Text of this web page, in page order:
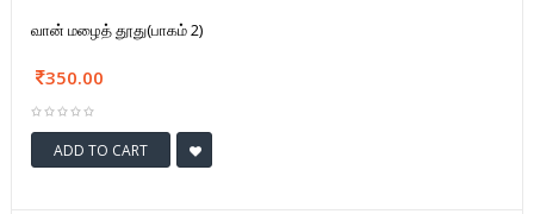
வான் மழைத் தூது(பாகம் 2)
350.00
ADD TO CART